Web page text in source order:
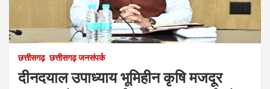
छत्तीसगढ़ छत्तीसगढ़ जनसंपर्क
दीनदयाल उपाध्याय भूमिहीन कृषि मजदूर